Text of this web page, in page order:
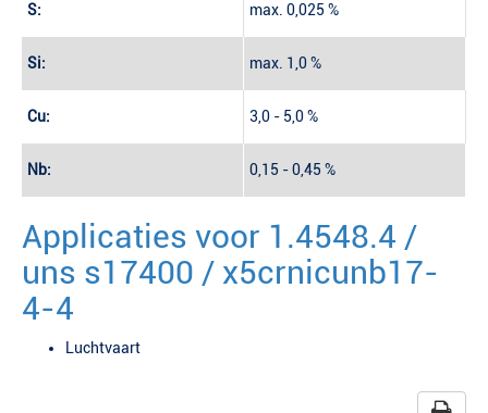
S: max. 0,025 %
Si: max. 1,0 %
Cu: 3,0 - 5,0 %
Nb: 0,15 - 0,45 %
Applicaties voor 1.4548.4 /
uns s17400 / x5crnicunb17-
4-4
Luchtvaart